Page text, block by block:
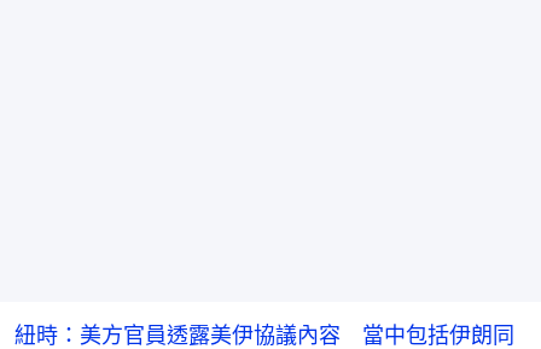
紐時：美方官員透露美伊協議內容 當中包括伊朗同